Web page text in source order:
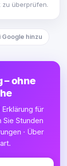
zu überprüfen.
Google hinzu
– ohne
für
Sie Stunden
· Über